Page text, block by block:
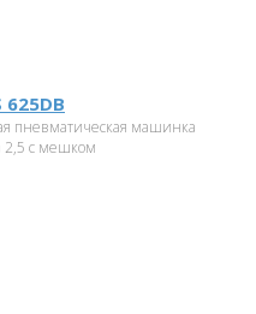
625DB
пневматическая машинка
2,5 с мешком